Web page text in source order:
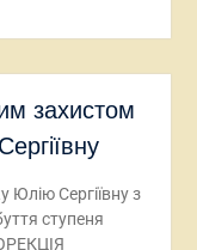
захистом
Сергіївну з
ступеня